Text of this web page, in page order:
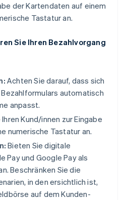
der Kartendaten auf einem
Tastatur an.
Sie Ihren Bezahlvorgang
Achten Sie darauf, dass sich
automatisch
anpasst.
Kund/innen zur Eingabe
numerische Tastatur an.
Bieten Sie digitale
Pay und Google Pay als
Beschränken Sie die
in den ersichtlich ist,
auf dem Kunden-